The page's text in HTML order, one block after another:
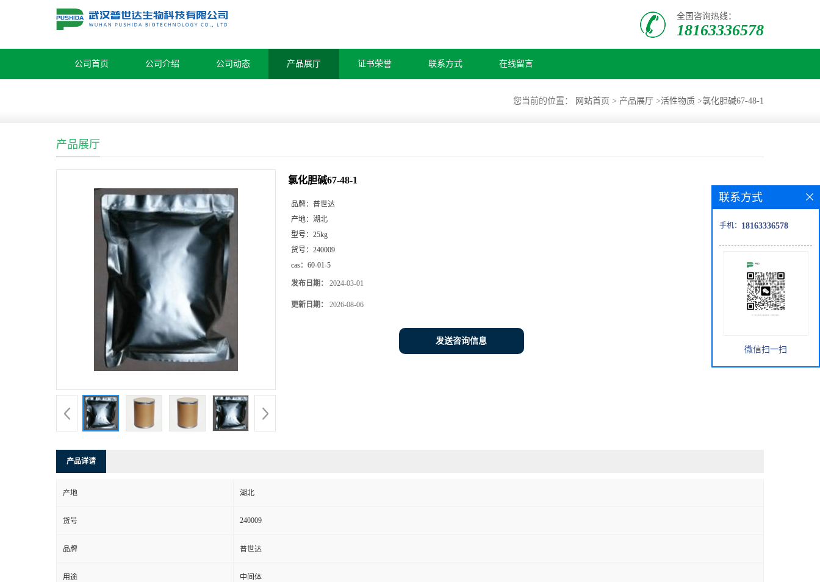
全国咨询热线：
18163336578
公司首页 公司介绍 公司动态 产品展厅 证书荣誉 联系方式 在线留言
您当前的位置： 网站首页 > 产品展厅 >活性物质 >氯化胆碱67-48-1
产品展厅
氯化胆碱67-48-1
品牌： 普世达
产地： 湖北
型号： 25kg
货号： 240009
cas： 60-01-5
发布日期： 2024-03-01
更新日期： 2026-08-06
发送咨询信息
产品详请
产地 湖北
货号 240009
品牌 普世达
用途 中间体
联系方式
手机： 18163336578
微信扫一扫